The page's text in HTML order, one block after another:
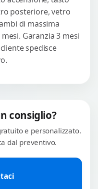
posteriore, vetro
di massima
Garanzia 3 mesi
spedisce
consiglio?
e personalizzato.
dal preventivo.